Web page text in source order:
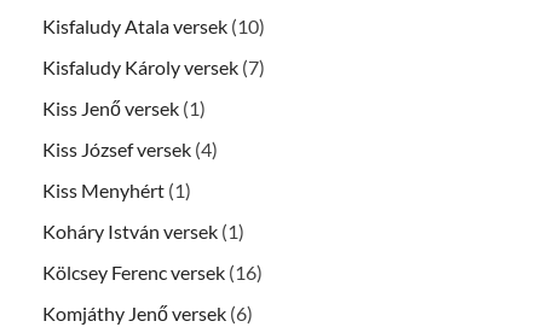
Kisfaludy Atala versek (10)
Kisfaludy Károly versek (7)
Kiss Jenő versek (1)
Kiss József versek (4)
Kiss Menyhért (1)
Koháry István versek (1)
Kölcsey Ferenc versek (16)
Komjáthy Jenő versek (6)